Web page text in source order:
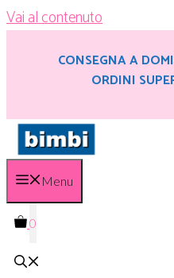
Vai al contenuto
CONSEGNA A
ORDINI
Menu
0